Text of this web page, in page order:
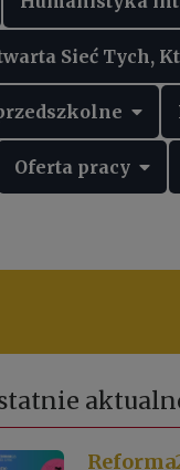
Sieć Tych,
Oferta pracy